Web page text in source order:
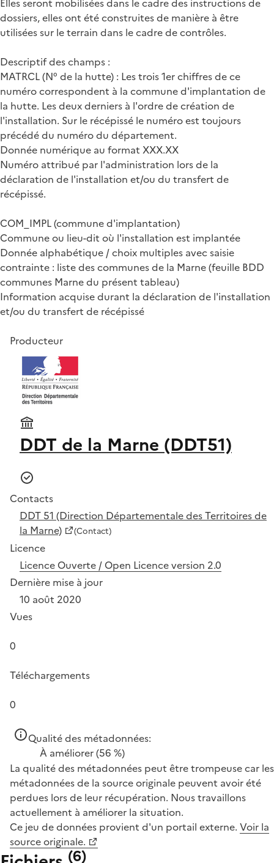
dossiers, elles ont été construites de manière à être
utilisées sur le terrain dans le cadre de contrôles.
Descriptif des champs :
MATRCL (N° de la hutte) : Les trois 1er chiffres de ce
numéro correspondent à la commune d'implantation de
la hutte. Les deux derniers à l'ordre de création de
l'installation. Sur le récépissé le numéro est toujours
précédé du numéro du département.
Donnée numérique au format XXX.XX
Numéro attribué par l'administration lors de la
déclaration de l'installation et/ou du transfert de
récépissé.
COM_IMPL (commune d'implantation)
Commune ou lieu-dit où l'installation est implantée
Donnée alphabétique / choix multiples avec saisie
contrainte : liste des communes de la Marne (feuille BDD
communes Marne du présent tableau)
Information acquise durant la déclaration de l'installation
et/ou du transfert de récépissé
Producteur
DDT de la Marne (DDT51)
Contacts
DDT 51 (Direction Départementale des Territoires de
la Marne)
(Contact)
Licence
Licence Ouverte / Open Licence version 2.0
Dernière mise à jour
10 août 2020
Vues
0
Téléchargements
0
Qualité des métadonnées:
À améliorer(56 %)
La qualité des métadonnées peut être trompeuse car les
métadonnées de la source originale peuvent avoir été
perdues lors de leur récupération. Nous travaillons
actuellement à améliorer la situation.
Ce jeu de données provient d'un portail externe. Voir la
source originale.
(6)